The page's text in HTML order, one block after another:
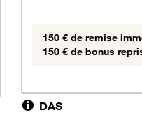
150 € de remise
150 € de bonus
DAS